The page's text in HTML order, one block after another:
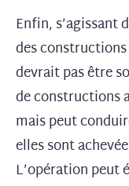
Enfin, s’agissant
des
devrait pas être
de constructions
mais peut
elles sont
L’opération peut